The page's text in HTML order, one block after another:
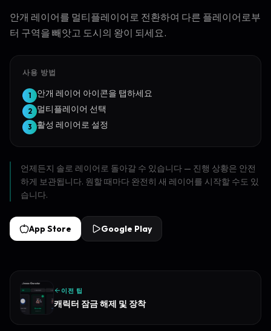
안개 레이어를 멀티플레이어로 전환하여 다른 플레이어로부
터 구역을 빼앗고 도시의 왕이 되세요.
사용 방법
1 안개 레이어 아이콘을 탭하세요
2 멀티플레이어 선택
3 활성 레이어로 설정
언제든지 솔로 레이어로 돌아갈 수 있습니다 — 진행 상황은 안전
하게 보관됩니다. 원할 때마다 완전히 새 레이어를 시작할 수도 있
습니다.
App Store Google Play
이전 팁
캐릭터 잠금 해제 및 장착